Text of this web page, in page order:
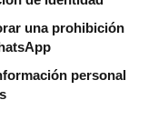
una prohibición
personal